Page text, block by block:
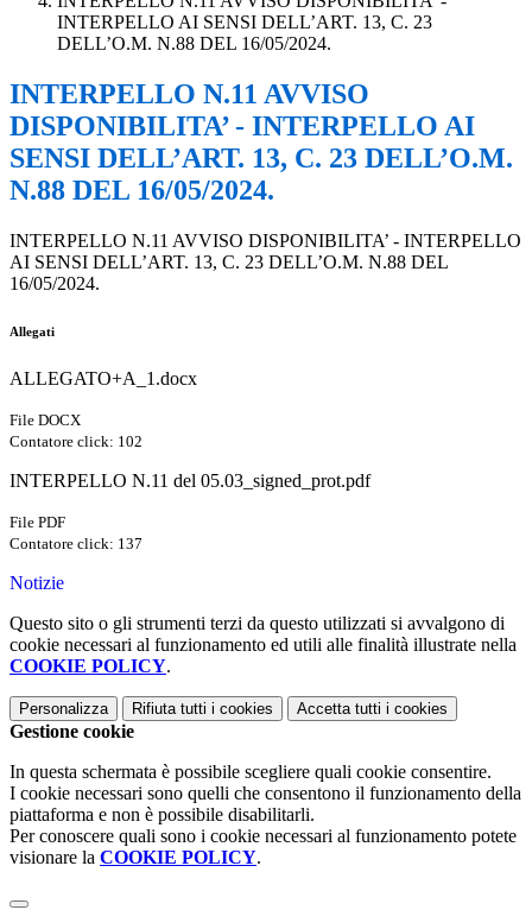
INTERPELLO AI SENSI DELL’ART. 13, C. 23
DELL’O.M. N.88 DEL 16/05/2024.
INTERPELLO N.11 AVVISO
DISPONIBILITA’ - INTERPELLO AI
SENSI DELL’ART. 13, C. 23 DELL’O.M.
N.88 DEL 16/05/2024.
INTERPELLO N.11 AVVISO DISPONIBILITA’ - INTERPELLO
AI SENSI DELL’ART. 13, C. 23 DELL’O.M. N.88 DEL
16/05/2024.
Allegati
ALLEGATO+A_1.docx
File DOCX
Contatore click: 102
INTERPELLO N.11 del 05.03_signed_prot.pdf
File PDF
Contatore click: 137
Notizie
Questo sito o gli strumenti terzi da questo utilizzati si avvalgono di
cookie necessari al funzionamento ed utili alle finalità illustrate nella
COOKIE POLICY.
Personalizza Rifiuta tutti i cookies Accetta tutti i cookies
Gestione cookie
In questa schermata è possibile scegliere quali cookie consentire.
I cookie necessari sono quelli che consentono il funzionamento della
piattaforma e non è possibile disabilitarli.
Per conoscere quali sono i cookie necessari al funzionamento potete
visionare la COOKIE POLICY.